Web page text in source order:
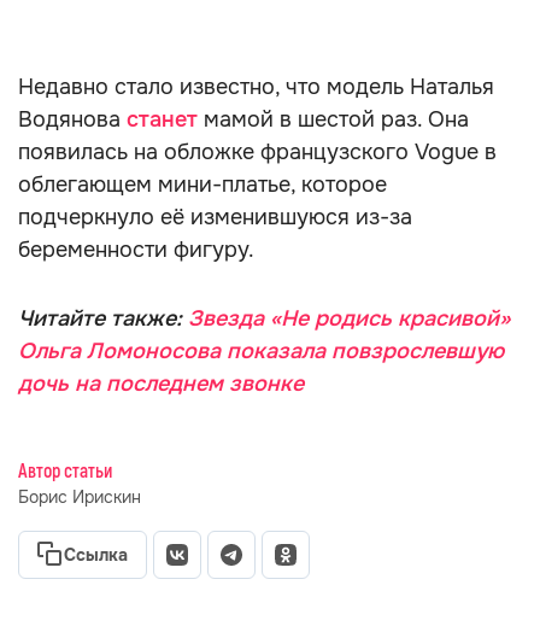
Недавно стало известно, что модель Наталья
Водянова станет мамой в шестой раз. Она
появилась на обложке французского Vogue в
облегающем мини-платье, которое
подчеркнуло её изменившуюся из-за
беременности фигуру.
Читайте также: Звезда «Не родись красивой»
Ольга Ломоносова показала повзрослевшую
дочь на последнем звонке
Автор статьи
Борис Ирискин
Ссылка